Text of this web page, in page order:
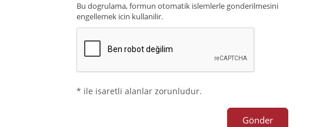
Bu dogrulama, formun otomatik islemlerle gonderilmesini
engellemek icin kullanilir.
* ile isaretli alanlar zorunludur.
Gönder